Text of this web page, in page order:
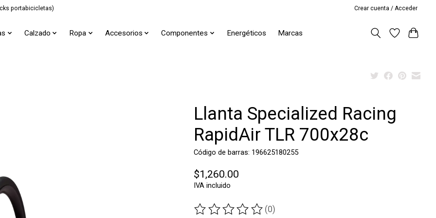
portabicicletas) Crear cuenta / Acceder
Calzado Ropa Accesorios Componentes Energéticos Marcas
Llanta Specialized Racing
RapidAir TLR 700x28c
Código de barras: 196625180255
$1,260.00
IVA incluido
The rating of this product is
(0)